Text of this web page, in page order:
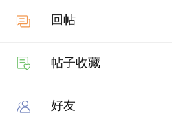
回帖
帖子收藏
好友